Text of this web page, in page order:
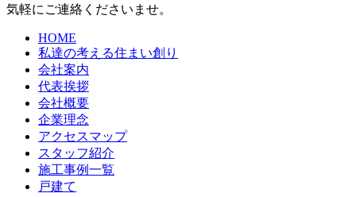
気軽にご連絡くださいませ。
HOME
私達の考える住まい創り
会社案内
代表挨拶
会社概要
企業理念
アクセスマップ
スタッフ紹介
施工事例一覧
戸建て